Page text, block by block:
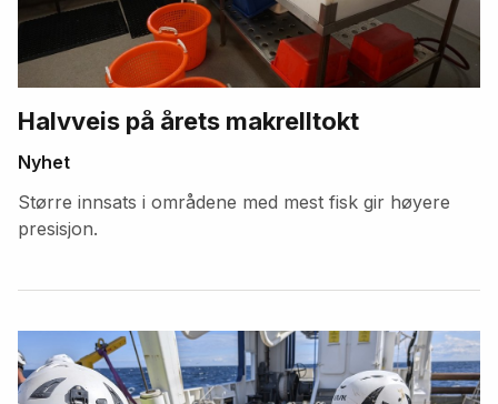
Halvveis på årets makrelltokt
Nyhet
Større innsats i områdene med mest fisk gir høyere
presisjon.